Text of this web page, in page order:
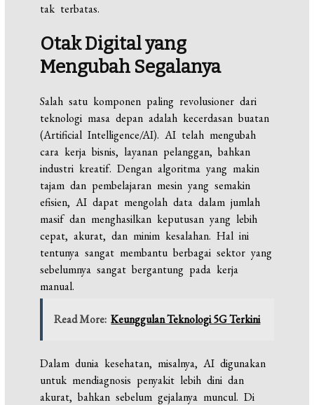
tak terbatas.
Otak Digital yang
Mengubah Segalanya
Salah satu komponen paling revolusioner dari
teknologi masa depan adalah kecerdasan buatan
(Artificial Intelligence/AI). AI telah mengubah
cara kerja bisnis, layanan pelanggan, bahkan
industri kreatif. Dengan algoritma yang makin
tajam dan pembelajaran mesin yang semakin
efisien, AI dapat mengolah data dalam jumlah
masif dan menghasilkan keputusan yang lebih
cepat, akurat, dan minim kesalahan. Hal ini
tentunya sangat membantu berbagai sektor yang
sebelumnya sangat bergantung pada kerja
manual.
Read More: Keunggulan Teknologi 5G Terkini
Dalam dunia kesehatan, misalnya, AI digunakan
untuk mendiagnosis penyakit lebih dini dan
akurat, bahkan sebelum gejalanya muncul. Di